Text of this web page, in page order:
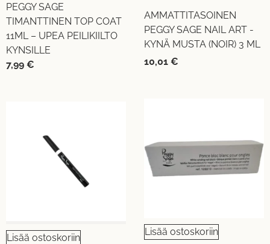
PEGGY SAGE
TIMANTTINEN TOP COAT
11ML – UPEA PEILIKIILTO
KYNSILLE
7,99 €
AMMATTITASOINEN
PEGGY SAGE NAIL ART -
KYNÄ MUSTA (NOIR) 3 ML
10,01 €
Lisää ostoskoriin
Lisää ostoskoriin